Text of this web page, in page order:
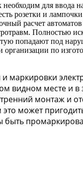
для ввода
розетки и
расчет
Полностью
попадают под
по
маркировки
видном месте и в
монтаж и
может
быть